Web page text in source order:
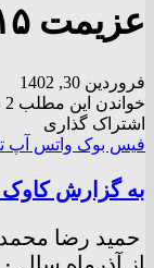
عزیمت ۴۱۵ هزار نفر به سفر عتبات عالیات
فروردین 30, 1402
خواندن این مطلب 2 دقیقه زمان میبرد
اشتراک گذاری
فیس بوک واتس آپ
به گزارش کاوک
حمید رضا